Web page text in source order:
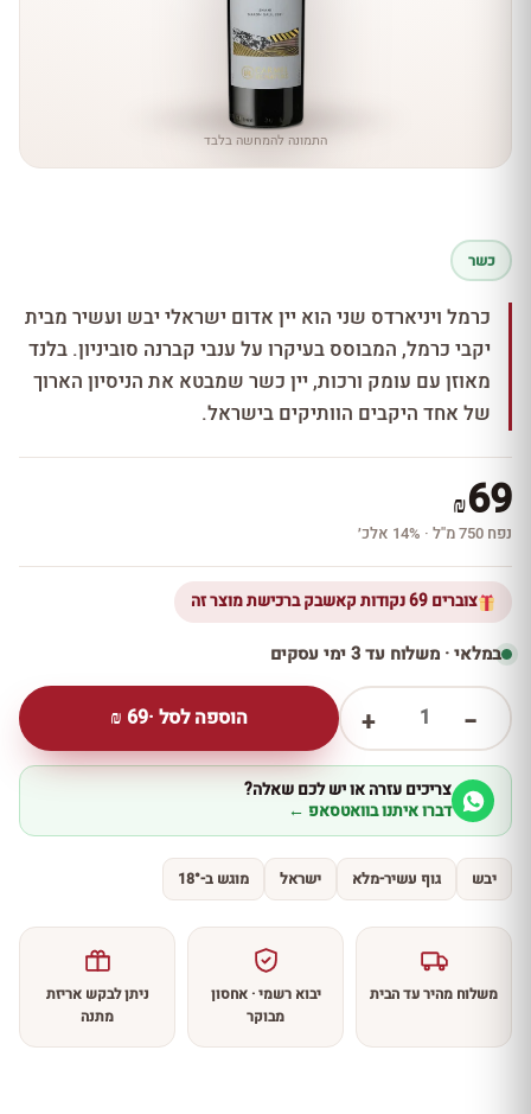
התמונה להמחשה בלבד
כשר
כרמל ויניארדס שני הוא יין אדום ישראלי יבש ועשיר מבית
יקבי כרמל, המבוסס בעיקרו על ענבי קברנה סוביניון. בלנד
מאוזן עם עומק ורכות, יין כשר שמבטא את הניסיון הארוך
של אחד היקבים הוותיקים בישראל.
₪69
נפח 750 מ''ל · 14% אלכ׳
צוברים 69 נקודות קאשבק ברכישת מוצר זה
במלאי · משלוח עד 3 ימי עסקים
−
1
+ הוספה לסל ·69
₪
צריכים עזרה או יש לכם שאלה?
דברו איתנו בוואטסאפ ←
יבש גוף עשיר-מלא ישראל מוגש ב-18°
משלוח מהיר עד הבית
יבוא רשמי · אחסון
מבוקר
ניתן לבקש אריזת
מתנה